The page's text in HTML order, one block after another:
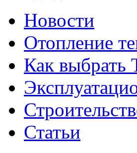
Новости
Отопление
Как выбрать
Статьи